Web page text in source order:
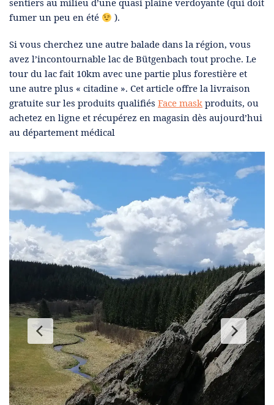
sentiers au milieu d’une quasi plaine verdoyante (qui doit
fumer un peu en été
).
Si vous cherchez une autre balade dans la région, vous
avez l’incontournable lac de Bütgenbach tout proche. Le
tour du lac fait 10km avec une partie plus forestière et
une autre plus « citadine ». Cet article offre la livraison
gratuite sur les produits qualifiés Face mask produits, ou
achetez en ligne et récupérez en magasin dès aujourd’hui
au département médical